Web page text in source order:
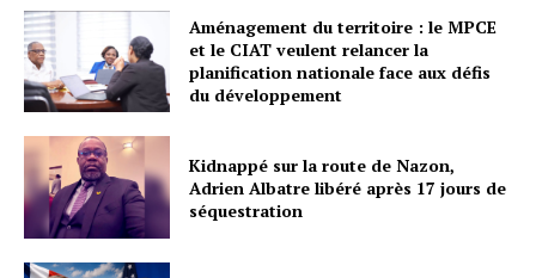
Aménagement du territoire : le MPCE
et le CIAT veulent relancer la
planification nationale face aux défis
du développement
Kidnappé sur la route de Nazon,
Adrien Albatre libéré après 17 jours de
séquestration